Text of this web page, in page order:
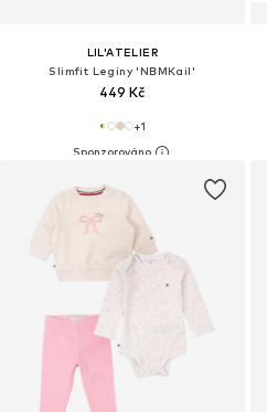
LIL'ATELIER
Slimfit Legíny 'NBMKail'
449 Kč
+1